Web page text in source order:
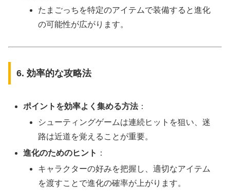
たまごっちを特定のアイテムで装備すると進化
の可能性が広がります。
6. 効率的な攻略法
ポイントを効率よく集める方法：
シューティングゲームは連続ヒットを狙い、迷
路は近道を覚えることが重要。
進化のためのヒント ：
キャラクターの好みを把握し、適切なアイテム
を渡すことで進化の確率が上がります。